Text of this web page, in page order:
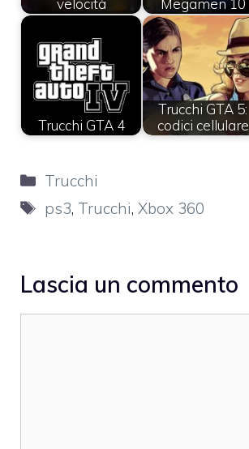
velocità
Megamen 10
Trucchi GTA 4
Trucchi GTA 5:
codici cellulare
Categorie
Trucchi
Tag
ps3, Trucchi,Xbox 360
Lascia un commento